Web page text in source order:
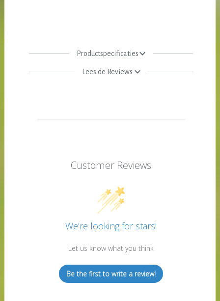
Productspecificaties
Lees de Reviews
Customer Reviews
We’re looking for stars!
Let us know what you think
Be the first to write a review!